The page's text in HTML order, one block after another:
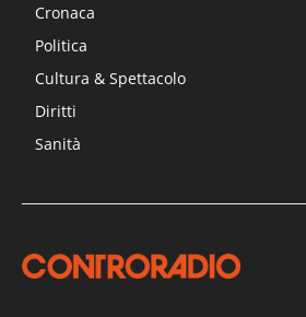
Cronaca
Politica
Cultura & Spettacolo
Diritti
Sanità